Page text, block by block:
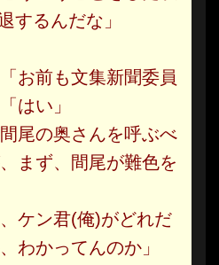
するんだな」
お前も文集新聞委員
はい」
尾の奥さんを呼ぶべ
まず、間尾が難色を
ケン君(俺)がどれだ
わかってんのか」